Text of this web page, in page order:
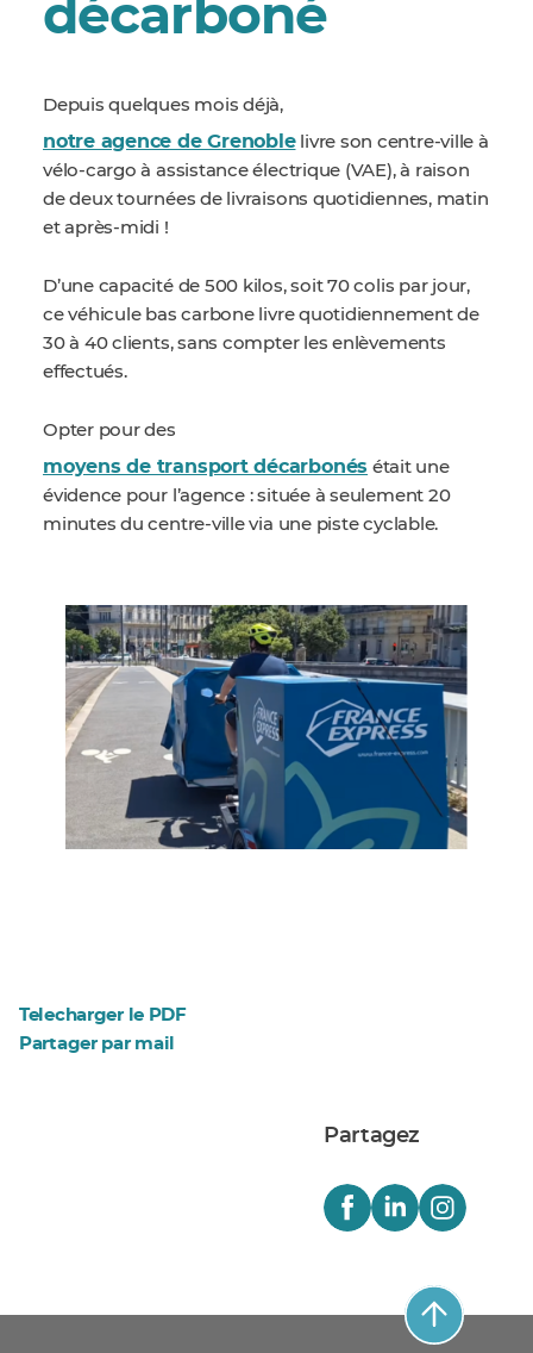
décarboné
Depuis quelques mois déjà,
notre agence de Grenoblelivre son centre-ville à
vélo-cargo à assistance électrique (VAE), à raison
de deux tournées de livraisons quotidiennes, matin
et après-midi !
D’une capacité de 500 kilos, soit 70 colis par jour,
ce véhicule bas carbone livre quotidiennement de
30 à 40 clients, sans compter les enlèvements
effectués.
Opter pour des
moyens de transport décarbonés était une
évidence pour l’agence : située à seulement 20
minutes du centre-ville via une piste cyclable.
Telecharger le PDF
Partager par mail
Partagez